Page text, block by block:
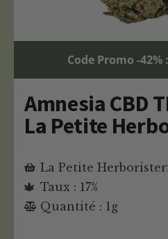
Code Promo -42%
Amnesia CBD
La Petite
La Petite
Taux : 17%
Quantité : 1g